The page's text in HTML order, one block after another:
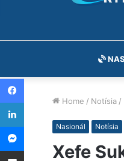
Home / Notísia /
Nasionál Notísia
Xefe
Facebook
LinkedIn
Messenger